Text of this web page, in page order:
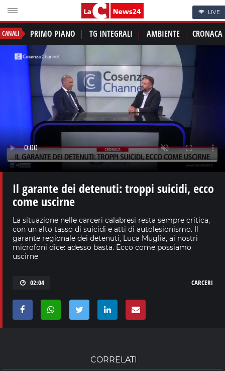
LIVE
CANALI PRIMO PIANO TG INTEGRALI AMBIENTE CRONACA
Il garante dei detenuti: troppi suicidi, ecco
come uscirne
La situazione nelle carceri calabresi resta sempre critica,
con un alto tasso di suicidi e atti di autolesionismo. Il
garante regionale dei detenuti, Luca Muglia, ai nostri
microfoni dice: adesso basta. Ecco come possiamo
uscirne
02:04 CARCERI
CORRELATI